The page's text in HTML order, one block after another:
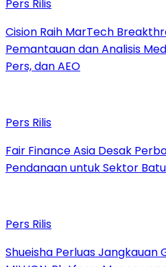
Pers Rilis
Cision Raih MarTech
Pemantauan dan Analisis
Pers, dan AEO
Pers Rilis
Fair Finance Asia Desak
Pendanaan untuk Sektor Batu
Pers Rilis
Shueisha Perluas Jangkauan